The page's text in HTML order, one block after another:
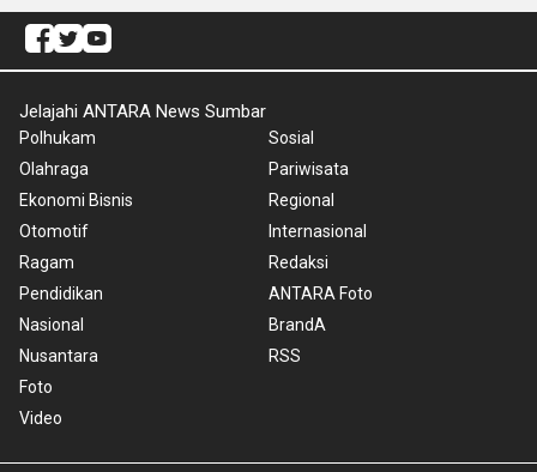
Jelajahi ANTARA News Sumbar
Polhukam
Olahraga
Ekonomi Bisnis
Otomotif
Ragam
Pendidikan
Nasional
Nusantara
Foto
Video
Sosial
Pariwisata
Regional
Internasional
Redaksi
ANTARA Foto
BrandA
RSS